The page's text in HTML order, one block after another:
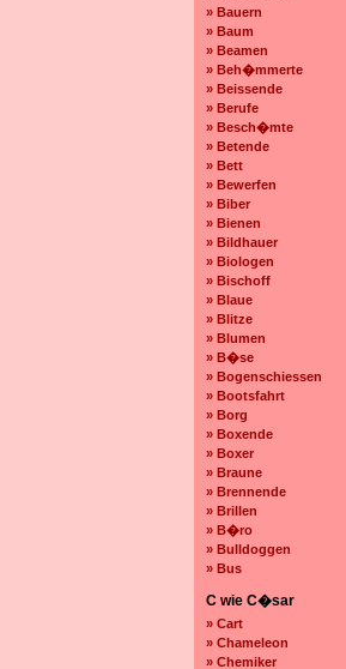
» Bauern
» Baum
» Beamen
» Beh�mmerte
» Beissende
» Berufe
» Besch�mte
» Betende
» Bett
» Bewerfen
» Biber
» Bienen
» Bildhauer
» Biologen
» Bischoff
» Blaue
» Blitze
» Blumen
» B�se
» Bogenschiessen
» Bootsfahrt
» Borg
» Boxende
» Boxer
» Braune
» Brennende
» Brillen
» B�ro
» Bulldoggen
» Bus
C wie C�sar
» Cart
» Chameleon
» Chemiker